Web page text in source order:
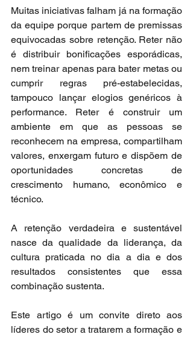
Muitas iniciativas falham já na formação
da equipe porque partem de premissas
equivocadas sobre retenção. Reter não
é distribuir bonificações esporádicas,
nem treinar apenas para bater metas ou
cumprir regras pré-estabelecidas,
tampouco lançar elogios genéricos à
performance. Reter é construir um
ambiente em que as pessoas se
reconhecem na empresa, compartilham
valores, enxergam futuro e dispõem de
oportunidades concretas de
crescimento humano, econômico e
técnico.
A retenção verdadeira e sustentável
nasce da qualidade da liderança, da
cultura praticada no dia a dia e dos
resultados consistentes que essa
combinação sustenta.
Este artigo é um convite direto aos
líderes do setor a tratarem a formação e